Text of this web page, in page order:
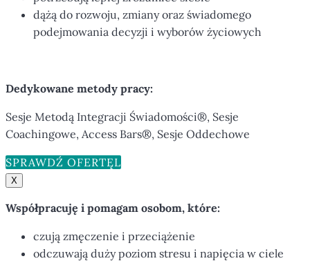
dążą do rozwoju, zmiany oraz świadomego
podejmowania decyzji i wyborów życiowych
Dedykowane metody pracy:
Sesje Metodą Integracji Świadomości®, Sesje
Coachingowe, Access Bars®, Sesje Oddechowe
SPRAWDŹ OFERTĘ
X
Współpracuję i pomagam osobom, które:
czują zmęczenie i przeciążenie
odczuwają duży poziom stresu i napięcia w ciele